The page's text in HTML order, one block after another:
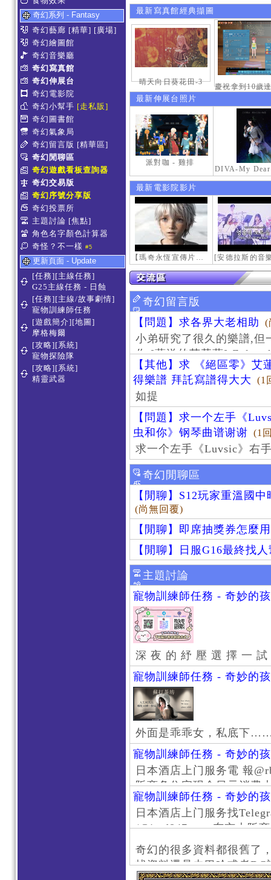
奇幻系列 - Fantasy
奇幻藝廊 [精華] [廣場]
奇幻繪圖館
奇幻音樂廳
奇幻寫真館
奇幻伸展台
奇幻電影院
奇幻小幫手 [走私販]
奇幻圖書館
奇幻氣象局
奇幻留言版 [精華區]
奇幻閒聊區
奇幻遊戲看板查詢器
奇幻交易版
奇幻序號分享版
奇幻投票所
主題討論 [焦點]
角色名字顏色計算器
奇怪？不一樣 #5
更新頁面 - Update
[任務][主線任務]
G25主線任務 - 日蝕
[任務][主線/故事劇情]
寵物訓練師任務
[遊戲簡介][地圖]
摩格梅爾
[攻略][系統]
寵物探險隊
[攻略][系統]
精靈武器
最新寫真館經典擷圖
晴天向日葵花田-3
最新伸展台照片
派對咖 - 雞排
最新電影院影片
【瑪奇永恆宣傳片】最初的感動
奇幻留言版
【問題】求各界大老相助
(
小弟研究了很久的樂譜,但
作 [葬送的芙莉蓮]-
【其他】求 《絕區零》艾
得樂譜 拜託寫譜得大大
(1
如提
【問題】求一个左手《
虫和你》钢琴曲谱谢谢 (1
求一个左手《Luvsic》右
奇幻閒聊區
【閒聊】S12玩家重溫國
(尚無回覆)
【閒聊】即席抽獎券怎麼
【閒聊】日服G16最終找
主題討論
寵物訓練師任務 - 奇妙的
深 夜 的 紓 壓 選 擇 一
寵物訓練師任務 - 奇妙的
外面是乖乖女，私底下
寵物訓練師任務 - 奇妙的
日本酒店上门服务電 報
阪商务住宅现金日元消费
京风俗 #大阪风俗 #东京
上门服务新宿风俗 #梅田
#日本萝莉 #大阪萝莉 #日
寵物訓練師任務 - 奇妙的
日本酒店上门服务找
/@jptd847utpp 东京大阪
京旅游 #大阪旅游 #东京
东京上门服务 #大阪上门
心斋桥风俗 #日本女孩 #
奇幻的很多資料都很舊了
找資料還是去巴哈或者